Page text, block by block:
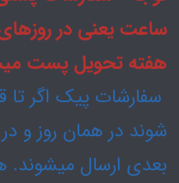
ساعت یعنی در
هفته تحویل پست
شوند در همان روز و
بعدی ارسال